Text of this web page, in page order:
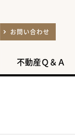
お問い合わせ
不動産Ｑ＆Ａ